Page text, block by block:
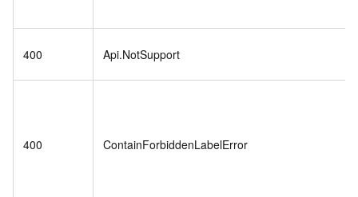
400 Api.NotSupport
400 ContainForbiddenLabelError